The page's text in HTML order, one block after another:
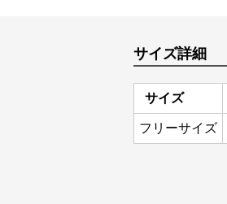
サイズ詳細
サイズ
フリーサイズ